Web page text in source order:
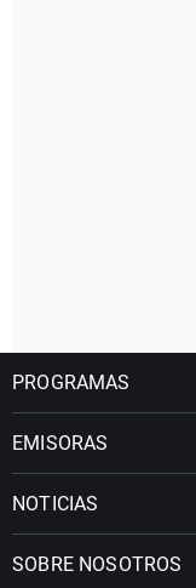
PROGRAMAS
EMISORAS
NOTICIAS
SOBRE NOSOTROS